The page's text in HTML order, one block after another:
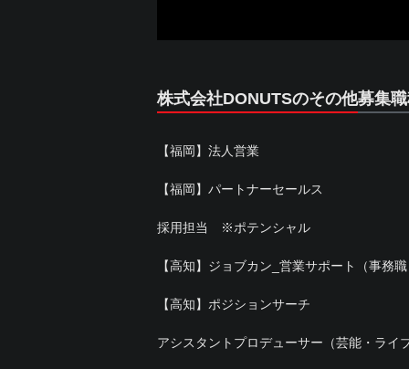
株式会社DONUTSのその他募集
【福岡】法人営業
【福岡】パートナーセールス
採用担当 ※ポテンシャル
【高知】ジョブカン_営業サポート（事務
【高知】ポジションサーチ
アシスタントプロデューサー（芸能・ライ